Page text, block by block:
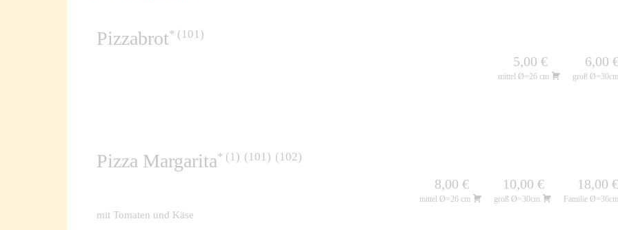
Pizzabrot 101
5,00 €
mittel Ø=26 cm
6,00
groß Ø=30cm
Pizza Margarita 1 101 102
8,00 €
mittel Ø=26 cm
10,00 €
groß Ø=30cm
18,00 €
Familie Ø=36cm
mit Tomaten und Käse